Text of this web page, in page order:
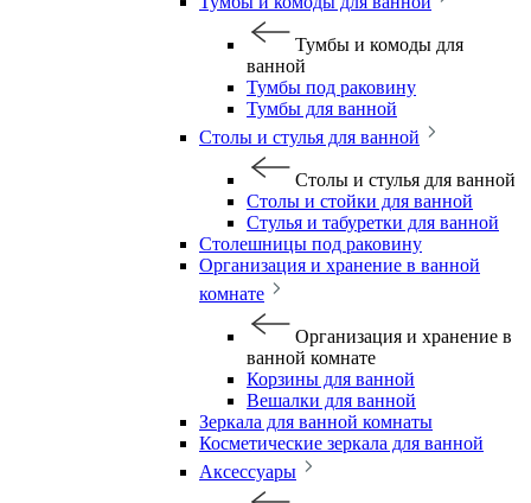
Тумбы и комоды для
ванной
Тумбы под раковину
Тумбы для ванной
Столы и стулья для ванной
Столы и стулья для ванной
Столы и стойки для ванной
Стулья и табуретки для ванной
Столешницы под раковину
Организация и хранение в ванной
комнате
Организация и хранение в
ванной комнате
Корзины для ванной
Вешалки для ванной
Зеркала для ванной комнаты
Косметические зеркала для ванной
Аксессуары